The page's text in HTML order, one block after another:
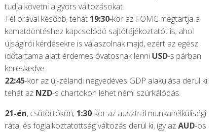
tudja követni a gyors változásokat.
Fél órával később, tehát 19:30-kor az FOMC megtartja a
kamatdöntéshez kapcsolódó sajtótájékoztatót is, ahol
újságírói kérdésekre is válaszolnak majd, ezért az egész
időtartama alatt érdemes óvatosnak lenni USD-s párban
kereskedve.
22:45-kor az új-zélandi negyedéves GDP alakulása derül ki,
tehát az NZD-s chartokon lehet némi szúrkálódás.
21-én, csütörtökön, 1:30-kor az ausztrál munkanélküliségi
ráta, és foglalkoztatottság változás derül ki, így az AUD-os